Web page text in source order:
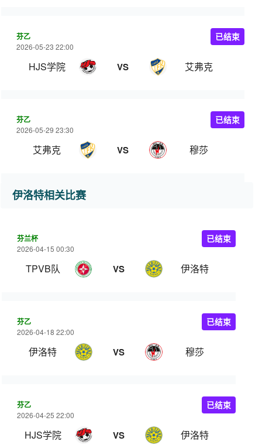
芬乙
2026-05-23 22:00
HJS学院 VS 艾弗克
已结束
芬乙
2026-05-29 23:30
艾弗克 VS 穆莎
已结束
伊洛特相关比赛
芬兰杯
2026-04-15 00:30
TPVB队 VS 伊洛特
已结束
芬乙
2026-04-18 22:00
伊洛特 VS 穆莎
已结束
芬乙
2026-04-25 22:00
HJS学院 VS 伊洛特
已结束